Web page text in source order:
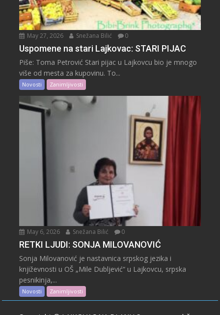
May 27, 2026 Snežana Bilić 0
Uspomene na stari Lajkovac: STARI PIJAC
Piše: Toma Petrović Stari pijac u Lajkovcu bio je mnogo
više od mesta za kupovinu. To...
Novosti Zanimljivosti
May 6, 2026 Snežana Bilić 0
RETKI LJUDI: SONJA MILOVANOVIĆ
Sonja Milovanović je nastavnica srpskog jezika i
književnosti u OŠ „Mile Dubljević“ u Lajkovcu, srpska
pesnikinja,...
Novosti Zanimljivosti